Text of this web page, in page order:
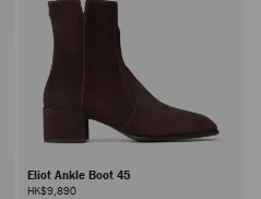
Eliot Ankle Boot 45
HK$9,890